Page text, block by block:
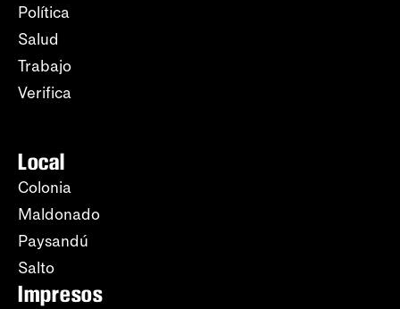
Política
Salud
Trabajo
Verifica
Local
Colonia
Maldonado
Paysandú
Salto
Impresos